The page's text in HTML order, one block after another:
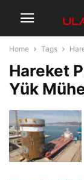
Home Tags
Hareket
Yük